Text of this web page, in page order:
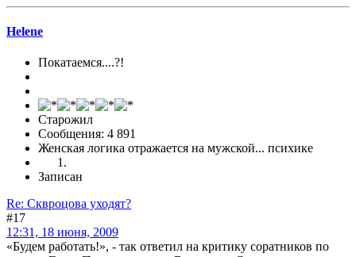
Helene
Покатаемся....?!
Старожил
Сообщения: 4 891
Женская логика отражается на мужской... психике
Записан
Re: Сквроцова уходят?
#17
12:31, 18 июня, 2009
«Будем работать!», - так ответил на критику соратников по